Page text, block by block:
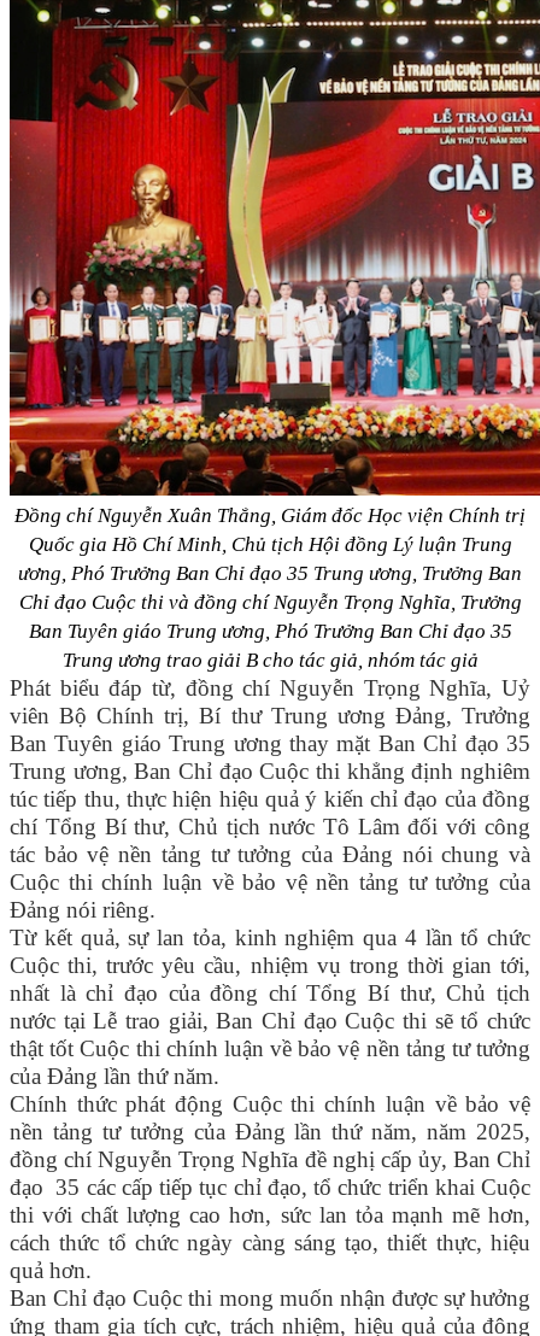
Đồng chí Nguyễn Xuân Thắng, Giám đốc Học viện Chính trị
Quốc gia Hồ Chí Minh, Chủ tịch Hội đồng Lý luận Trung
ương, Phó Trưởng Ban Chỉ đạo 35 Trung ương, Trưởng Ban
Chỉ đạo Cuộc thi và đồng chí Nguyễn Trọng Nghĩa, Trưởng
Ban Tuyên giáo Trung ương, Phó Trưởng Ban Chỉ đạo 35
Trung ương trao giải B cho tác giả, nhóm tác giả
Phát biểu đáp từ, đồng chí Nguyễn Trọng Nghĩa, Uỷ
viên Bộ Chính trị, Bí thư Trung ương Đảng, Trưởng
Ban Tuyên giáo Trung ương thay mặt Ban Chỉ đạo 35
Trung ương, Ban Chỉ đạo Cuộc thi khẳng định nghiêm
túc tiếp thu, thực hiện hiệu quả ý kiến chỉ đạo của đồng
chí Tổng Bí thư, Chủ tịch nước Tô Lâm đối với công
tác bảo vệ nền tảng tư tưởng của Đảng nói chung và
Cuộc thi chính luận về bảo vệ nền tảng tư tưởng của
Đảng nói riêng.
Từ kết quả, sự lan tỏa, kinh nghiệm qua 4 lần tổ chức
Cuộc thi, trước yêu cầu, nhiệm vụ trong thời gian tới,
nhất là chỉ đạo của đồng chí Tổng Bí thư, Chủ tịch
nước tại Lễ trao giải, Ban Chỉ đạo Cuộc thi sẽ tổ chức
thật tốt Cuộc thi chính luận về bảo vệ nền tảng tư tưởng
của Đảng lần thứ năm.
Chính thức phát động Cuộc thi chính luận về bảo vệ
nền tảng tư tưởng của Đảng lần thứ năm, năm 2025,
đồng chí Nguyễn Trọng Nghĩa đề nghị cấp ủy, Ban Chỉ
đạo 35 các cấp tiếp tục chỉ đạo, tổ chức triển khai Cuộc
thi với chất lượng cao hơn, sức lan tỏa mạnh mẽ hơn,
cách thức tổ chức ngày càng sáng tạo, thiết thực, hiệu
quả hơn.
Ban Chỉ đạo Cuộc thi mong muốn nhận được sự hưởng
ứng tham gia tích cực, trách nhiệm, hiệu quả của đông